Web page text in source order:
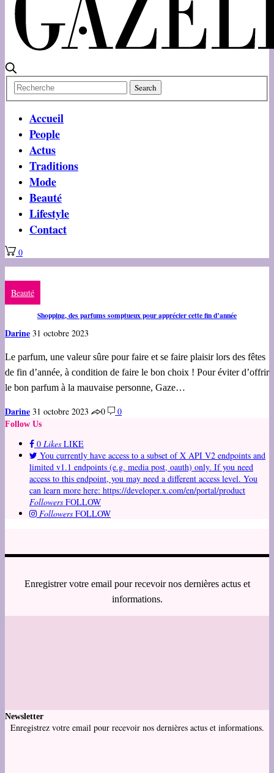
Accueil
People
Actus
Traditions
Mode
Beauté
Lifestyle
Contact
0
Beauté
Shopping, des parfums somptueux pour apprécier cette fin d’année
Darine 31 octobre 2023
Le parfum, une valeur sûre pour faire et se faire plaisir lors des fêtes
de fin d’année, à condition de faire le bon choix ! Pour éviter d’offrir
le bon parfum à la mauvaise personne, Gaze…
Darine 31 octobre 2023 0 0
Follow Us
0 Likes LIKE
You currently have access to a subset of X API V2 endpoints and
limited v1.1 endpoints (e.g. media post, oauth) only. If you need
access to this endpoint, you may need a different access level. You
can learn more here: https://developer.x.com/en/portal/product
Followers FOLLOW
Followers FOLLOW
Enregistrer votre email pour recevoir nos dernières actus et
informations.
Newsletter
Enregistrez votre email pour recevoir nos dernières actus et informations.